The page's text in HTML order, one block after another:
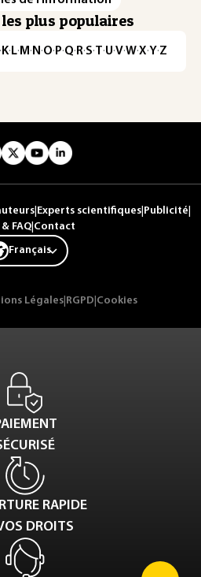
plus populaires
·K·L·M·N·O·P·Q·R·S·T·U·V·W·X·Y·Z
Experts scientifiques Publicité
FAQ| Contact
Français
Légales RGPD Cookies
RAPIDE
DROITS